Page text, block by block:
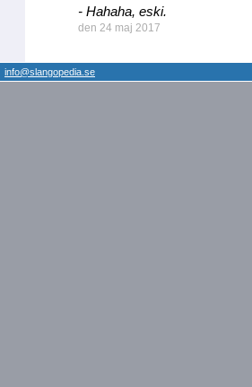
- Hahaha, eski.
den 24 maj 2017
info@slangopedia.se